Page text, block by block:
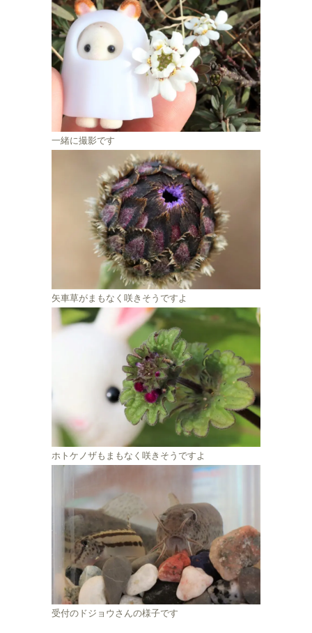
一緒に撮影です
矢車草がまもなく咲きそうですよ
ホトケノザもまもなく咲きそうですよ
受付のドジョウさんの様子です